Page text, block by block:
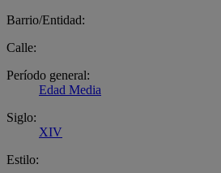
Barrio/Entidad:
Calle:
Período general:
Edad Media
Siglo:
XIV
Estilo: